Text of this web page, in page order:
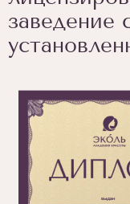
заведение